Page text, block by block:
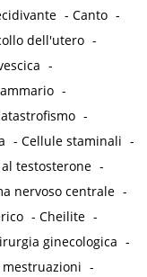
-Canto -
dell'utero -
-
-
-
-Cellule staminali -
testosterone -
nervoso centrale -
-Cheilite -
ginecologica -
mestruazioni -